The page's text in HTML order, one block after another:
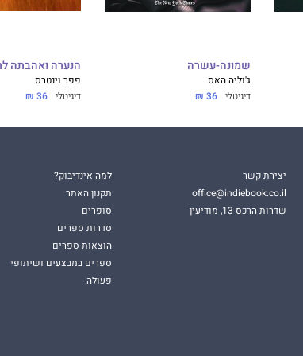
שמונה-עשרה
ג'וליה האס
דיגיטלי 36 ₪
הנערה ואהבתה
פפר וינטרס
דיגיטלי 36 ₪
יצירת קשר
office@indiebook.co.il
שדרות הרכס 13, מודיעין
למה אינדיבוק?
תקנון האתר
סופרים
סדרות ספרים
הוצאות ספרים
ספרים במבצעים ושיתופי
פעולה